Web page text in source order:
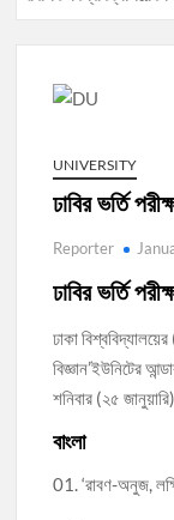
UNIVERSITY
ঢাবির ভর্তি
Reporter
ঢাবির ভর্তি
ঢাকা
বিজ্ঞান’ইউনিটের
শনিবার (২৫
বাংলা
01. ‘রাবণ-অনুজ,